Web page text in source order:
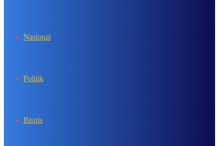
Nasional
Politik
Bisnis